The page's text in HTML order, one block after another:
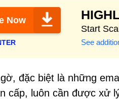
Now
Start
See
đặc biệt là những
cấp, luôn cần được xử